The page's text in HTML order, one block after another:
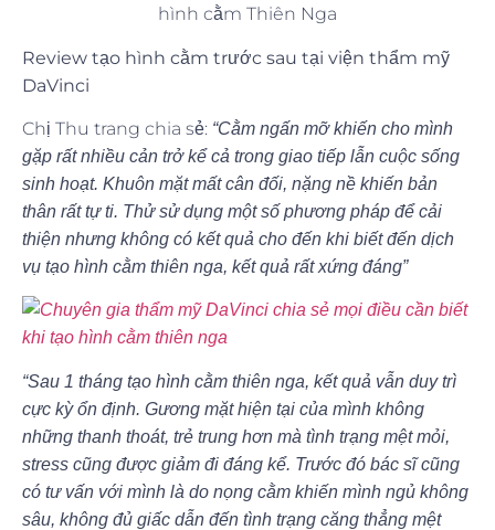
hình cằm Thiên Nga
Review tạo hình cằm trước sau tại viện thẩm mỹ
DaVinci
Chị Thu trang chia sẻ: “Cằm ngấn mỡ khiến cho mình
gặp rất nhiều cản trở kể cả trong giao tiếp lẫn cuộc sống
sinh hoạt. Khuôn mặt mất cân đối, nặng nề khiến bản
thân rất tự ti. Thử sử dụng một số phương pháp để cải
thiện nhưng không có kết quả cho đến khi biết đến dịch
vụ tạo hình cằm thiên nga, kết quả rất xứng đáng”
“Sau 1 tháng tạo hình cằm thiên nga, kết quả vẫn duy trì
cực kỳ ổn định. Gương mặt hiện tại của mình không
những thanh thoát, trẻ trung hơn mà tình trạng mệt mỏi,
stress cũng được giảm đi đáng kể. Trước đó bác sĩ cũng
có tư vấn với mình là do nọng cằm khiến mình ngủ không
sâu, không đủ giấc dẫn đến tình trạng căng thẳng mệt